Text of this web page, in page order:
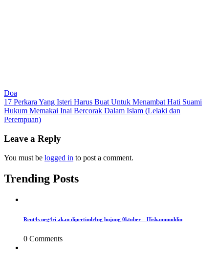
Doa
Post
navigation
17 Perkara Yang Isteri Harus Buat Untuk Menambat Hati Suami
Hukum Memakai Inai Bercorak Dalam Islam (Lelaki dan
Perempuan)
Leave a Reply
You must be logged in to post a comment.
Trending Posts
Rent4s neg4ri akan dipertimb4ng hujung 0ktober – Hishammuddin
0 Comments